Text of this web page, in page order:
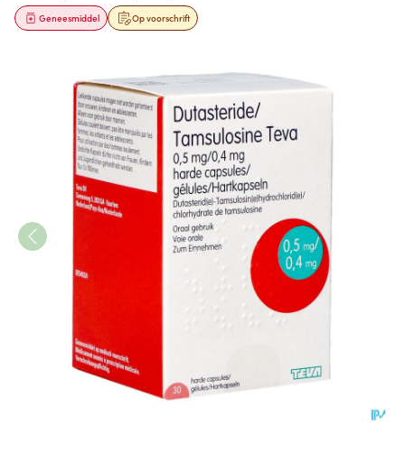
Op voorschrift
Geneesmiddel